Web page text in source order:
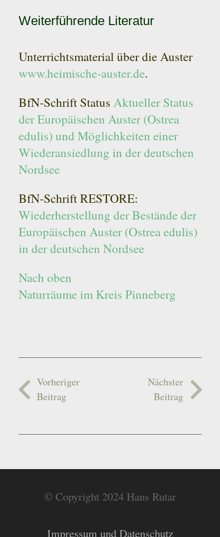
Weiterführende Literatur
Unterrichtsmaterial über die Auster
www.heimische-auster.de.
BfN-Schrift Status Aktueller Status
der Europäischen Auster (Ostrea
edulis) und Möglichkeiten einer
Wiederansiedlung in der deutschen
Nordsee
BfN-Schrift RESTORE:
Wiederherstellung der Bestände der
Europäischen Auster (Ostrea edulis)
in der deutschen Nordsee
Nach oben
Naturräume im Kreis Pinneberg
Vorheriger
Beitrag
Nächster
Beitrag
© Copyright 2024 Hans Rutar
Impressum und Datenschutz